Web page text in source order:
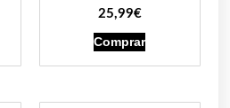
25,99€
Comprar